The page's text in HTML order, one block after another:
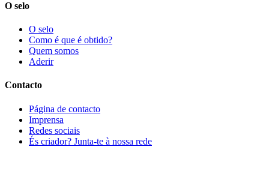
O selo
O selo
Como é que é obtido?
Quem somos
Aderir
Contacto
Página de contacto
Imprensa
Redes sociais
És criador? Junta-te à nossa rede